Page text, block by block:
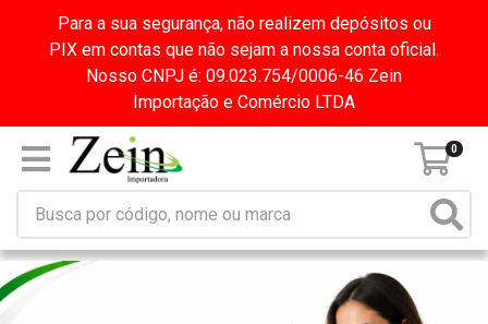
Para a sua segurança, não realizem depósitos ou
PIX em contas que não sejam a nossa conta oficial.
Nosso CNPJ é: 09.023.754/0006-46 Zein
Importação e Comércio LTDA
0